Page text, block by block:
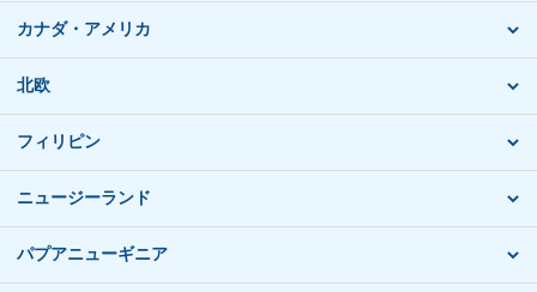
カナダ・アメリカ
北欧
フィリピン
ニュージーランド
パプアニューギニア